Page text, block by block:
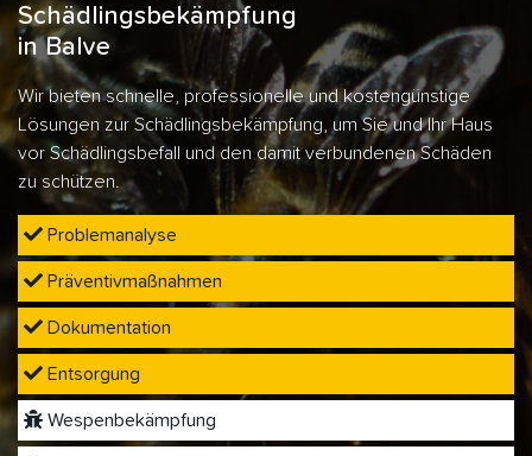
Schädlingsbekämpfung
in Balve
Wir bieten schnelle, professionelle und kostengünstige
Lösungen zur Schädlingsbekämpfung, um Sie und Ihr Haus
vor Schädlingsbefall und den damit verbundenen Schäden
zu schützen.
Problemanalyse
Präventivmaßnahmen
Dokumentation
Entsorgung
Wespenbekämpfung